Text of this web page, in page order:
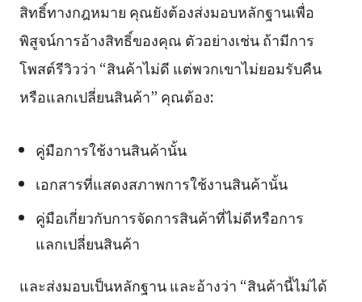
สิทธิ์ทางกฎหมาย คุณยังต้องส่งมอบหลักฐานเพื่อ
พิสูจน์การอ้างสิทธิ์ของคุณ ตัวอย่างเช่น ถ้ามีการ
โพสต์รีวิวว่า “สินค้าไม่ดี แต่พวกเขาไม่ยอมรับคืน
หรือแลกเปลี่ยนสินค้า” คุณต้อง:
คู่มือการใช้งานสินค้านั้น
เอกสารที่แสดงสภาพการใช้งานสินค้านั้น
คู่มือเกี่ยวกับการจัดการสินค้าที่ไม่ดีหรือการ
แลกเปลี่ยนสินค้า
และส่งมอบเป็นหลักฐาน และอ้างว่า “สินค้านี้ไม่ได้